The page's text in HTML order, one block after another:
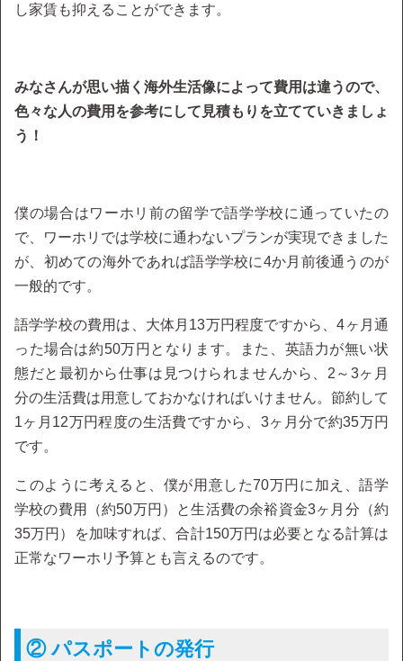
し家賃も抑えることができます。
みなさんが思い描く海外生活像によって費用は違うので、
色々な人の費用を参考にして見積もりを立てていきましょ
う！
僕の場合はワーホリ前の留学で語学学校に通っていたの
で、ワーホリでは学校に通わないプランが実現できました
が、初めての海外であれば語学学校に4か月前後通うのが
一般的です。
語学学校の費用は、大体月13万円程度ですから、4ヶ月通
った場合は約50万円となります。また、英語力が無い状
態だと最初から仕事は見つけられませんから、2～3ヶ月
分の生活費は用意しておかなければいけません。節約して
1ヶ月12万円程度の生活費ですから、3ヶ月分で約35万円
です。
このように考えると、僕が用意した70万円に加え、語学
学校の費用（約50万円）と生活費の余裕資金3ヶ月分（約
35万円）を加味すれば、合計150万円は必要となる計算は
正常なワーホリ予算とも言えるのです。
② パスポートの発行